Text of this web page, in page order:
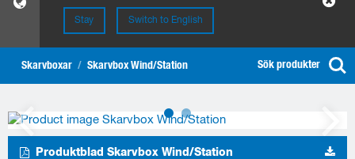
Stay Switch to English
Skarvboxar / Skarvbox Wind/Station Sök produkter
Produktblad Skarvbox Wind/Station